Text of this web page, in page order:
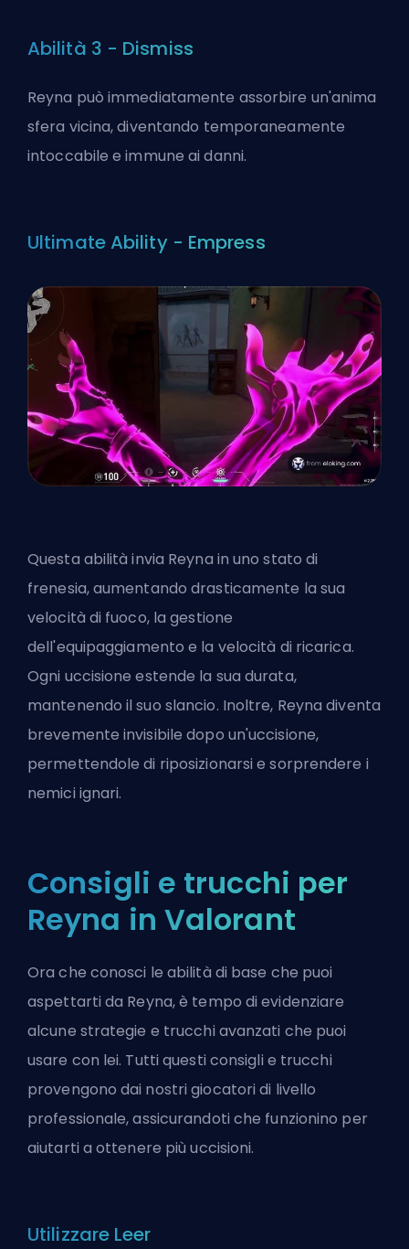
Abilità 3 - Dismiss
Reyna può immediatamente assorbire un'anima
sfera vicina, diventando temporaneamente
intoccabile e immune ai danni.
Ultimate Ability - Empress
Questa abilità invia Reyna in uno stato di
frenesia, aumentando drasticamente la sua
velocità di fuoco, la gestione
dell'equipaggiamento e la velocità di ricarica.
Ogni uccisione estende la sua durata,
mantenendo il suo slancio. Inoltre, Reyna diventa
brevemente invisibile dopo un'uccisione,
permettendole di riposizionarsi e sorprendere i
nemici ignari.
Consigli e trucchi per
Reyna in Valorant
Ora che conosci le abilità di base che puoi
aspettarti da Reyna, è tempo di evidenziare
alcune strategie e trucchi avanzati che puoi
usare con lei. Tutti questi consigli e trucchi
provengono dai nostri giocatori di livello
professionale, assicurandoti che funzionino per
aiutarti a ottenere più uccisioni.
Utilizzare Leer